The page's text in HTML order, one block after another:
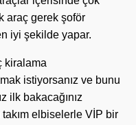
araç gerek şoför
iyi şekilde yapar.
kiralama
istiyorsanız ve bunu
ilk bakacağınız
elbiselerle VİP bir